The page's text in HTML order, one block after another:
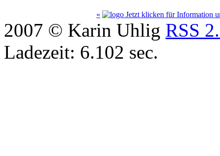
« Jetzt klicken für Information
2007 © Karin Uhlig RSS
Ladezeit: 6.102 sec.